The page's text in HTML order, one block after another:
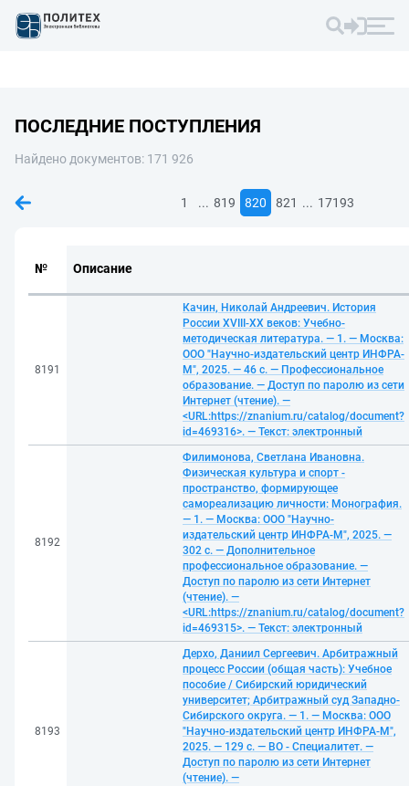
ПОСЛЕДНИЕ ПОСТУПЛЕНИЯ
Найдено документов: 171 926
1 ... 819 820 821 ... 17193
№ Описание
8191
Качин, Николай Андреевич. История
России XVIII-XX веков: Учебно-
методическая литература. — 1. — Москва:
ООО "Научно-издательский центр ИНФРА-
М", 2025. — 46 с. — Профессиональное
образование. — Доступ по паролю из сети
Интернет (чтение). —
<URL:https://znanium.ru/catalog/document?
id=469316>. — Текст: электронный
8192
Филимонова, Светлана Ивановна.
Физическая культура и спорт -
пространство, формирующее
самореализацию личности: Монография.
— 1. — Москва: ООО "Научно-
издательский центр ИНФРА-М", 2025. —
302 с. — Дополнительное
профессиональное образование. —
Доступ по паролю из сети Интернет
(чтение). —
<URL:https://znanium.ru/catalog/document?
id=469315>. — Текст: электронный
8193
Дерхо, Даниил Сергеевич. Арбитражный
процесс России (общая часть): Учебное
пособие / Сибирский юридический
университет; Арбитражный суд Западно-
Сибирского округа. — 1. — Москва: ООО
"Научно-издательский центр ИНФРА-М",
2025. — 129 с. — ВО - Специалитет. —
Доступ по паролю из сети Интернет
(чтение). —